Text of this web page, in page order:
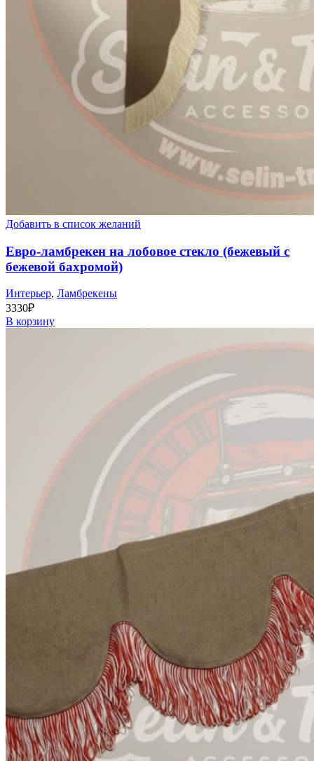
Добавить в список желаний
Евро-ламбрекен на лобовое стекло (бежевый с
бежевой бахромой)
Интерьер, Ламбрекены
3330₽
В корзину